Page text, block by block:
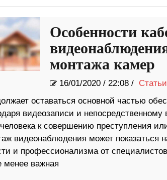
Особенности
монтажа камер
16/01/2020/ 22:08 / Статьи
оставаться основной частью
видеозаписи и
к совершению преступления
видеонаблюдения может показаться
и профессионализма от
важная